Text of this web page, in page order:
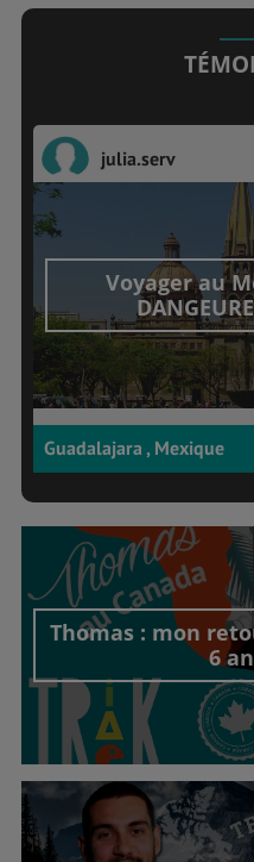
julia.serv
Voyager au
Guadalajara , Mexique
Thomas : mon
6